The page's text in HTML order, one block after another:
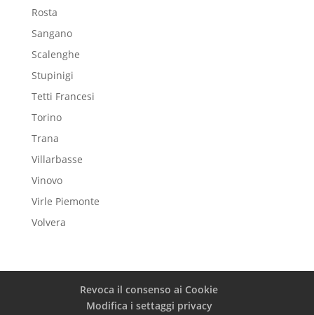
Rosta
Sangano
Scalenghe
Stupinigi
Tetti Francesi
Torino
Trana
Villarbasse
Vinovo
Virle Piemonte
Volvera
Revoca il consenso ai Cookie
Modifica i settaggi privacy